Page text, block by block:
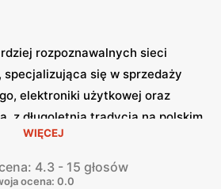
rozpoznawalnych sieci
specjalizująca się w sprzedaży
elektroniki użytkowej oraz
z długoletnią tradycją na polskim
gamę produktów, które zaspokoją
klientów, jak i
stawia na wysoką jakość obsługi
WIĘCEJ
4.3 - 15 głosów
ocena: 0.0